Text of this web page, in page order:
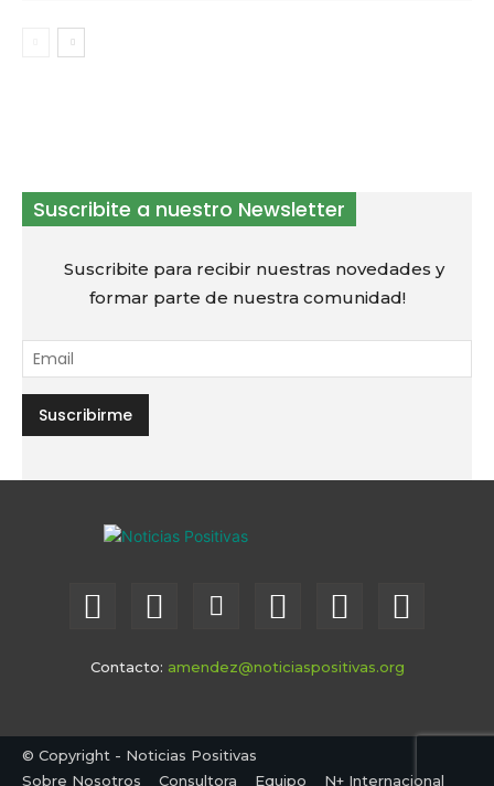
Suscribite a nuestro Newsletter
Suscribite para recibir nuestras novedades y
formar parte de nuestra comunidad!
Contacto: amendez@noticiaspositivas.org
© Copyright - Noticias Positivas
Sobre Nosotros
Consultora Equipo N+ Internacional